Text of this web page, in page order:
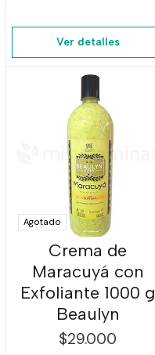
Ver detalles
Agotado
Crema de
Maracuyá con
Exfoliante 1000 g
Beaulyn
$29.000